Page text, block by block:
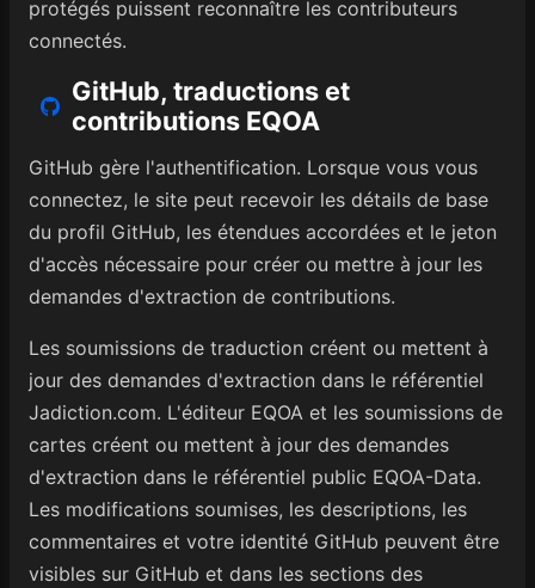
protégés puissent reconnaître les contributeurs
connectés.
GitHub, traductions et
contributions EQOA
GitHub gère l'authentification. Lorsque vous vous
connectez, le site peut recevoir les détails de base
du profil GitHub, les étendues accordées et le jeton
d'accès nécessaire pour créer ou mettre à jour les
demandes d'extraction de contributions.
Les soumissions de traduction créent ou mettent à
jour des demandes d'extraction dans le référentiel
Jadiction.com. L'éditeur EQOA et les soumissions de
cartes créent ou mettent à jour des demandes
d'extraction dans le référentiel public EQOA-Data.
Les modifications soumises, les descriptions, les
commentaires et votre identité GitHub peuvent être
visibles sur GitHub et dans les sections des